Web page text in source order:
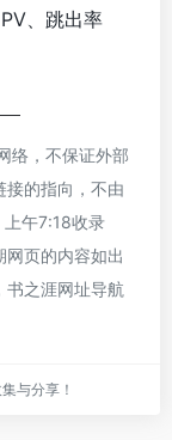
、跳出率
络，不保证外部
接的指向，不由
午7:18收录
页的内容如出
书之涯网址导航
与分享！